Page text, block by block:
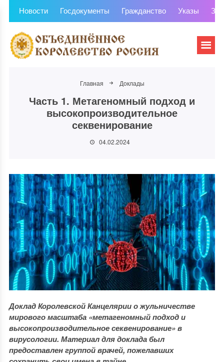
Новости Госдокументы Гражданство Указы
Главная Доклады
Часть 1. Метагеномный подход и
высокопроизводительное
секвенирование
04.02.2024
Доклад Королевской Канцелярии о жульничестве
мирового масштаба «метагеномный подход и
высокопроизводительное секвенирование» в
вирусологии. Материал для доклада был
предоставлен группой врачей, пожелавших